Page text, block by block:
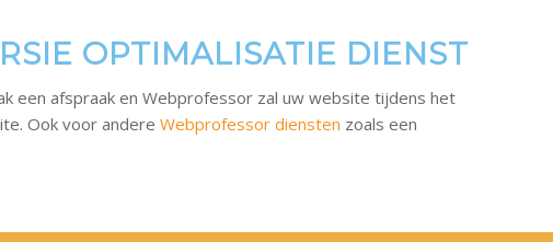
OPTIMALISATIE DIENST
een afspraak en Webprofessor zal uw website tijdens het
Ook voor andere Webprofessor diensten zoals een